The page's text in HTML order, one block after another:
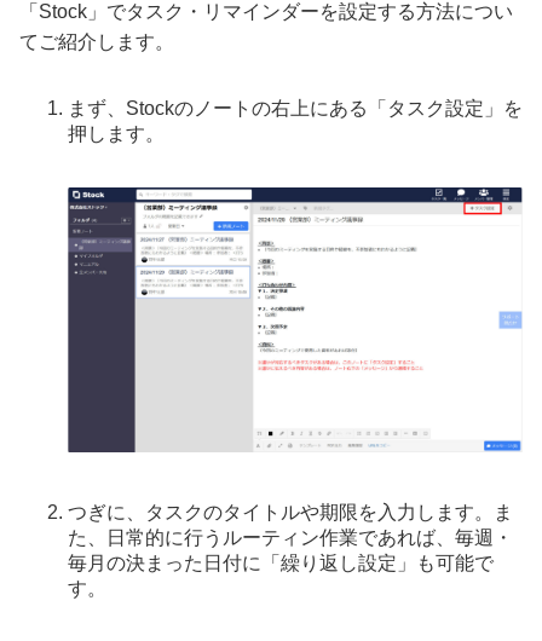
「Stock」でタスク・リマインダーを設定する方法につい
てご紹介します。
まず、Stockのノートの右上にある「タスク設定」を
押します。
つぎに、タスクのタイトルや期限を入力します。ま
た、日常的に行うルーティン作業であれば、毎週・
毎月の決まった日付に「繰り返し設定」も可能で
す。